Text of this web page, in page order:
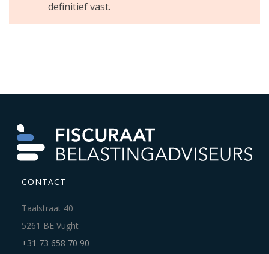
definitief vast.
CONTACT
Taalstraat 40
5261 BE Vught
+31 73 658 70 90